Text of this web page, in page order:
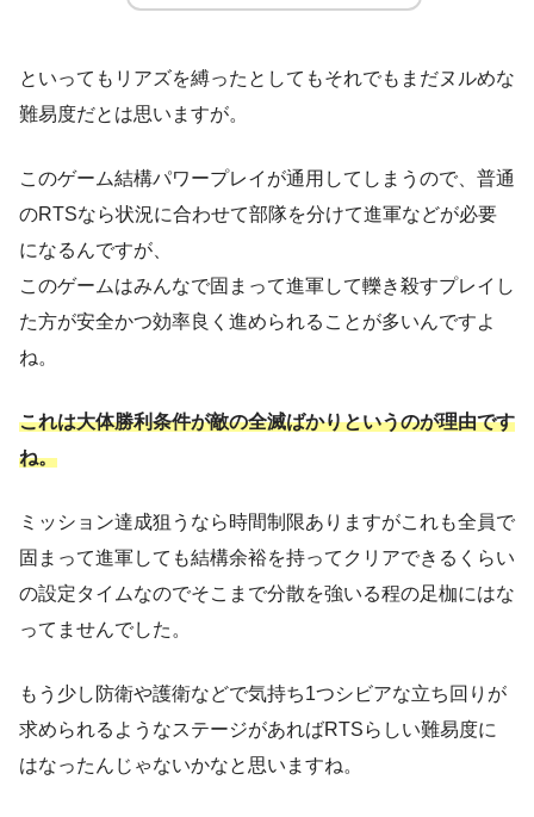
といってもリアズを縛ったとしてもそれでもまだヌルめな
難易度だとは思いますが。
このゲーム結構パワープレイが通用してしまうので、普通
のRTSなら状況に合わせて部隊を分けて進軍などが必要
になるんですが、
このゲームはみんなで固まって進軍して轢き殺すプレイし
た方が安全かつ効率良く進められることが多いんですよ
ね。
これは大体勝利条件が敵の全滅ばかりというのが理由です
ね。
ミッション達成狙うなら時間制限ありますがこれも全員で
固まって進軍しても結構余裕を持ってクリアできるくらい
の設定タイムなのでそこまで分散を強いる程の足枷にはな
ってませんでした。
もう少し防衛や護衛などで気持ち1つシビアな立ち回りが
求められるようなステージがあればRTSらしい難易度に
はなったんじゃないかなと思いますね。